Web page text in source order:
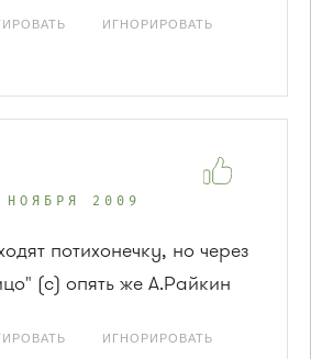
ИГНОРИРОВАТЬ
НОЯБРЯ 2009
потихонечку, но через
(с) опять же А.Райкин
ИГНОРИРОВАТЬ